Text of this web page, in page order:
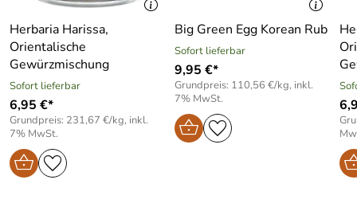
Herbaria Harissa,
Orientalische
Gewürzmischung
Sofort lieferbar
6,95 €*
Grundpreis: 231,67 €/kg, inkl.
7% MwSt.
Big Green Egg Korean Rub
Sofort lieferbar
9,95 €*
Grundpreis: 110,56 €/kg, inkl.
7% MwSt.